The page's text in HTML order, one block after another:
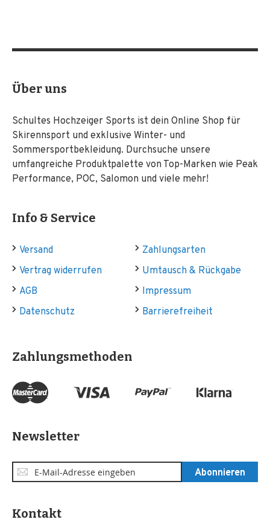
Über uns
Schultes Hochzeiger Sports ist dein Online Shop für
Skirennsport und exklusive Winter- und
Sommersportbekleidung. Durchsuche unsere
umfangreiche Produktpalette von Top-Marken wie Peak
Performance, POC, Salomon und viele mehr!
Info & Service
Versand
Zahlungsarten
Vertrag widerrufen
Umtausch & Rückgabe
AGB
Impressum
Datenschutz
Barrierefreiheit
Zahlungsmethoden
Newsletter
Anmeldung
zum
Abonnieren
Kontakt